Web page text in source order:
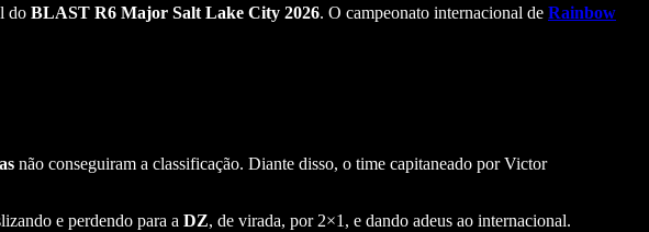
do BLAST R6 Major Salt Lake City 2026. O campeonato internacional de Rainbow
não conseguiram a classificação. Diante disso, o time capitaneado por Victor
e perdendo para a DZ, de virada, por 2×1, e dando adeus ao internacional.